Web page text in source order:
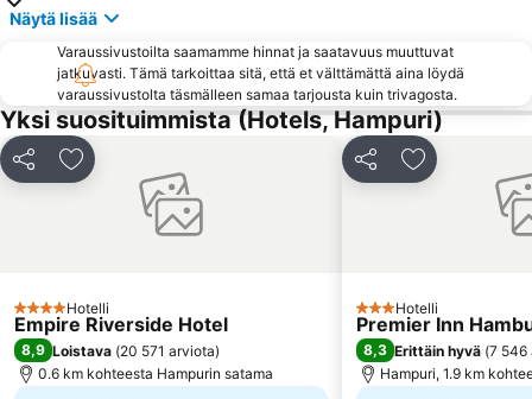
Stellingen
Tagungen & Konferenzen Atlantic Kempinski Hamburg
Sporthalle Hamburg
Langenhorn
Hampurin kaupungintalo
Alsterarkaden
Jungfernstieg
Fish Market
Stephansplatz Metro Station
Eppendorfer Baum Metro Station
Meßberg Metro Station
Altonaer Volkspark
Näytä lisää
Varaussivustoilta saamamme hinnat ja saatavuus muuttuvat
jatkuvasti. Tämä tarkoittaa sitä, että et välttämättä aina löydä
varaussivustolta täsmälleen samaa tarjousta kuin trivagosta.
Yksi suosituimmista (Hotels, Hampuri)
Jaa Lisää suosikkeihin
4 Tähtiluokitus
Hotelli
Empire Riverside Hotel
8,9 Loistava (20 571 arviota)
0.6 km kohteesta Hampurin satama
Jaa Lisää
3 Tähtiluokitus
Hotelli
Premier Inn
8,3 Erittäin hyvä (7 546
Hampuri, 1.9 km